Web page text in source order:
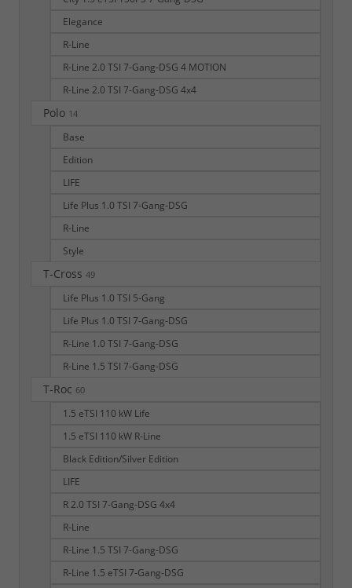
Elegance
R-Line
R-Line 2.0 TSI 7-Gang-DSG 4 MOTION
R-Line 2.0 TSI 7-Gang-DSG 4x4
Polo 14
Base
Edition
LIFE
Life Plus 1.0 TSI 7-Gang-DSG
R-Line
Style
T-Cross 49
Life Plus 1.0 TSI 5-Gang
Life Plus 1.0 TSI 7-Gang-DSG
R-Line 1.0 TSI 7-Gang-DSG
R-Line 1.5 TSI 7-Gang-DSG
T-Roc 60
1.5 eTSI 110 kW Life
1.5 eTSI 110 kW R-Line
Black Edition/Silver Edition
LIFE
R 2.0 TSI 7-Gang-DSG 4x4
R-Line
R-Line 1.5 TSI 7-Gang-DSG
R-Line 1.5 eTSI 7-Gang-DSG